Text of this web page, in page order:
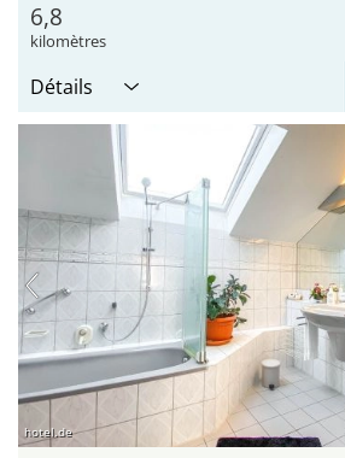
6,8
kilomètres
Détails
hotel.de